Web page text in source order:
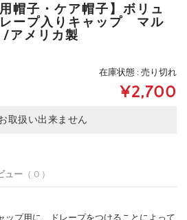
帽子・ケア帽子】ボリュ
ープ入りキャップ マル
/アメリカ製
在庫状態 : 売り切れ
¥2,700
取扱い出来ません
ュー （ 0 ）
ップ用に、ドレープをつけることによって